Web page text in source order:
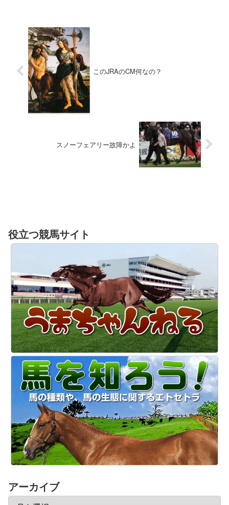
このJRAのCM何なの？
スノーフェアリー故障かよ
役立つ競馬サイト
アーカイブ